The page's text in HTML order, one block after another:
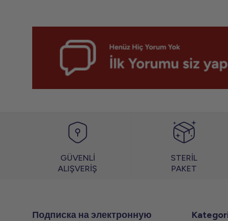
GÜVENLİ
ALIŞVERİŞ
STERİL
PAKET
Подписка на электронную